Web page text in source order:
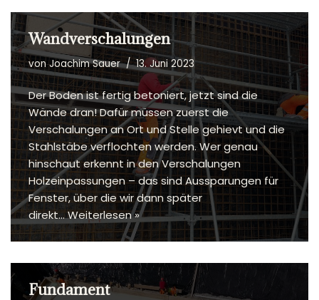
Wandverschalungen
vonJoachim Sauer 13. Juni 2023
Der Boden ist fertig betoniert, jetzt sind die
Wände dran! Dafür müssen zuerst die
Verschalungen an Ort und Stelle gehievt und die
Stahlstäbe verflochten werden. Wer genau
hinschaut erkennt in den Verschalungen
Holzeinpassungen – das sind Aussparungen für
Fenster, über die wir dann später
direkt…Weiterlesen »
Fundament